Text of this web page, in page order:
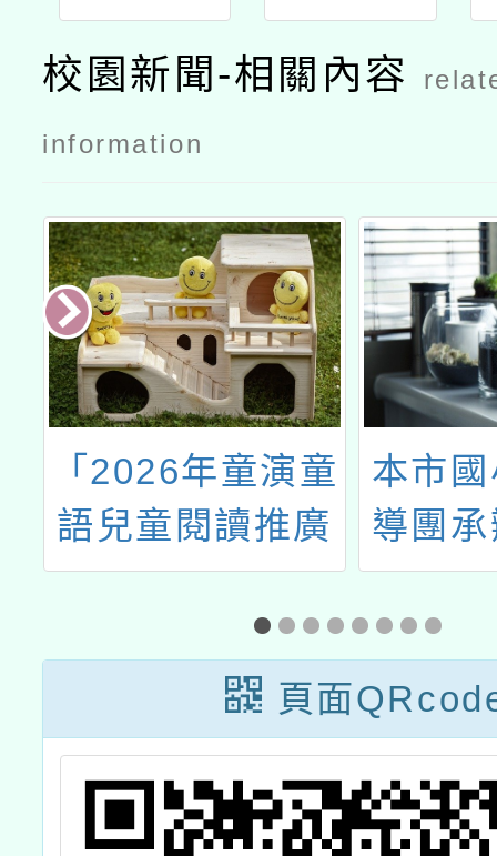
理「跨年級
混齡教學專
業知能進階
研習（社會
坊）」實施
計畫
理「跨年級
混齡教學專
業知能進階
坊）」實施
計畫公文教
育部
校園新聞-相關內容
information
「2026年童演童
語兒童閱讀推廣
活動」大園場次
本市
導團
語教
頁面